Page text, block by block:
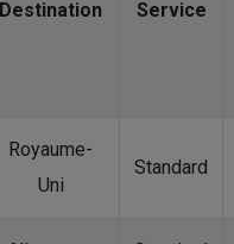
Destination Service
Royaume-
Uni
Standard